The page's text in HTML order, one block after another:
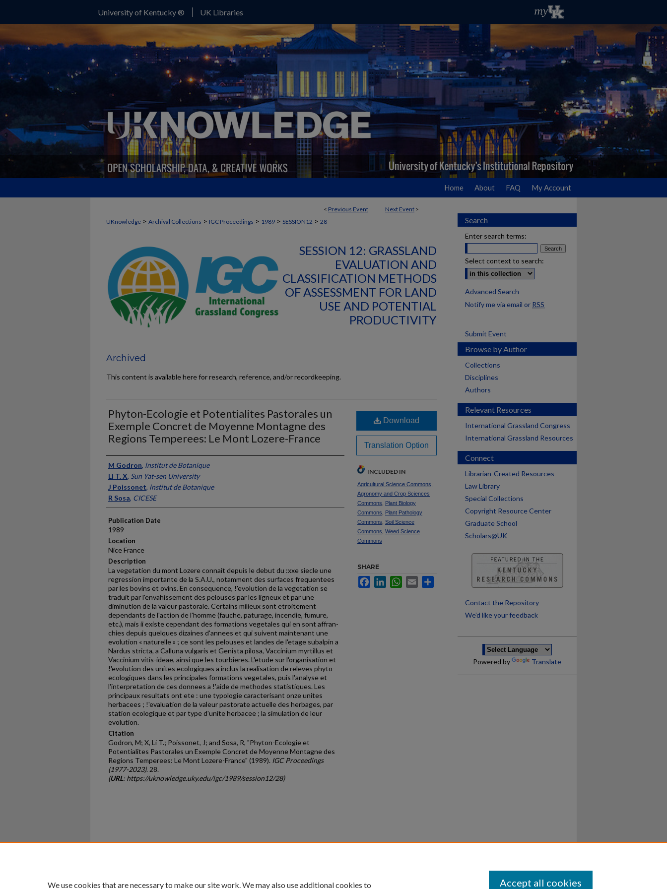
University of Kentucky ® UK Libraries
Home About FAQ My Account
< Previous Event Next Event >
UKnowledge > Archival Collections > IGC Proceedings > 1989 > SESSION12 > 28
SESSION 12: GRASSLAND
EVALUATION AND
CLASSIFICATION METHODS
OF ASSESSMENT FOR LAND
USE AND POTENTIAL
PRODUCTIVITY
Archived
This content is available here for research, reference, and/or recordkeeping.
Phyton-Ecologie et Potentialites Pastorales un
Exemple Concret de Moyenne Montagne des
Regions Temperees: Le Mont Lozere-France
Presenter Information
M Godron, lnstitut de Botanique
Li T. X, Sun Yat-sen University
J Poissonet, lnstitut de Botanique
R Sosa, CICESE
Publication Date
1989
Location
Nice France
Description
La vegetation du mont Lozere connait depuis le debut du :xxe siecle une
regression importante de la S.A.U., notamment des surfaces frequentees
par les bovins et ovins. En conse­quence, !'evolution de la vegetation se
traduit par l'envahisse­ment des pelouses par les ligneux et par une
diminution de la valeur pastorale. Certains milieux sont etroitement
dependants de l'action de l'homme (fauche, paturage, incendie, fumure,
etc.), mais ii existe cependant des formations vegetales qui en sont affran­
chies depuis quelques dizaines d'annees et qui suivent mainte­nant une
evolution « naturelle » ; ce sont les pelouses et landes de l'etage subalpin a
Nardus stricta, a Calluna vulgaris et Genista pilosa, Vaccinium myrtillus et
Vaccinium vitis-ideae, ainsi que les tourbieres. L'etude sur l'organisation et
!'evolution des unites ecologi­ques a inclus la realisation de releves phyto-
ecologiques dans les principales formations vegetales, puis l'analyse et
l'interpre­tation de ces donnees a !'aide de methodes statistiques. Les
principaux resultats ont ete : une typologie caracterisant onze unites
herbacees ; !'evaluation de la valeur pastorate actuelle des herbages, par
station ecologique et par type d'unite herbacee ; la simulation de leur
evolution.
Citation
Godron, M; X, Li T.; Poissonet, J; and Sosa, R, "Phyton-Ecologie et
Potentialites Pastorales un Exemple Concret de Moyenne Montagne des
Regions Temperees: Le Mont Lozere-France" (1989). IGC Proceedings
(1977-2023). 28.
(URL: https://uknowledge.uky.edu/igc/1989/session12/28)
Download
Translation Option
INCLUDED IN
Agricultural Science Commons
Agronomy and Crop Sciences
Commons
Plant Biology
Commons
Plant Pathology
Commons Soil Science
Commons Weed Science
Commons
SHARE
FacebookLinkedInWhatsApp
Email
Search
Enter search terms:
Select context to search:
Advanced Search
Notify me via email or RSS
Submit Event
Browse by Author
Collections
Disciplines
Authors
Relevant Resources
International Grassland Congress
International Grassland Resources
Connect
Librarian-Created Resources
Law Library
Special Collections
Copyright Resource Center
Graduate School
Scholars@UK
Contact the Repository
We’d like your feedback
Powered by Translate
We use cookies that are necessary to make our site work. We may also use additional cookies to Accept all cookies